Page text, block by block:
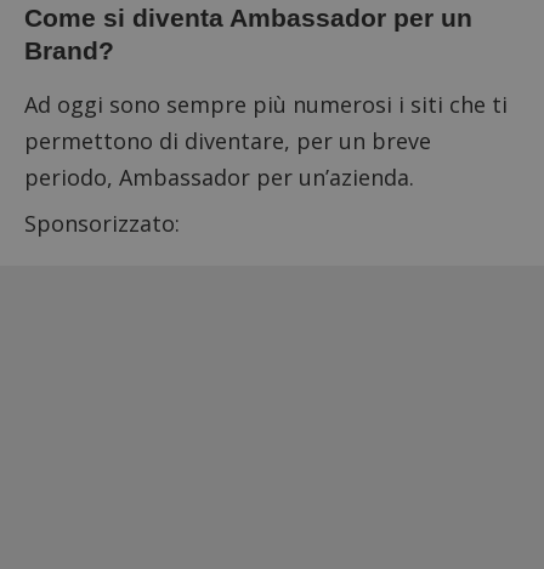
Come si diventa Ambassador per un
Brand?
Ad oggi sono sempre più numerosi i siti che ti
permettono di diventare, per un breve
periodo, Ambassador per un’azienda.
Sponsorizzato: